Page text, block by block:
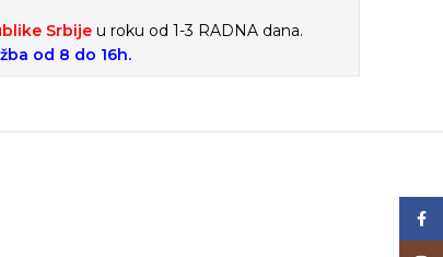
Srbije u roku od 1-3 RADNA dana.
od 8 do 16h.